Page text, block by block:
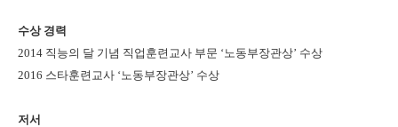
수상 경력
2014 직능의 달 기념 직업훈련교사 부문 ‘ 노동부장관상’ 수상
2016 스타훈련교사 ‘ 노동부장관상’ 수상
저서